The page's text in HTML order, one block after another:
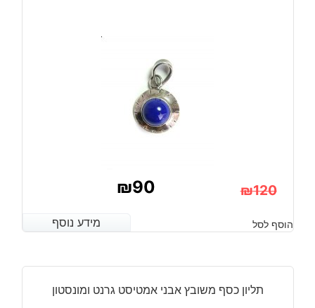
₪120
המקורי
היה:
₪120.
₪90
הנוכחי
הוא:
₪90.
מידע נוסף הוסף לסל מידע נוסף
תליון כסף משובץ אבני אמטיסט גרנט ומונסטון